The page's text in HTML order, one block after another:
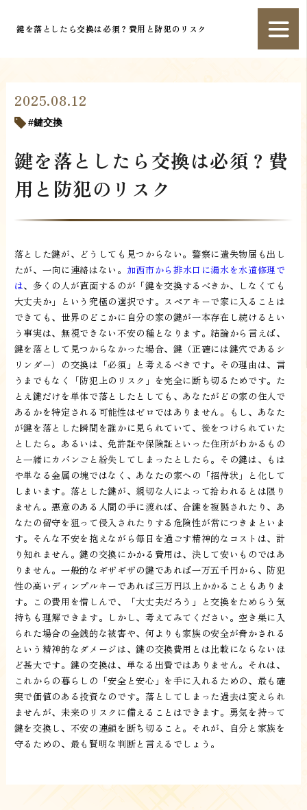
鍵を落としたら交換は必須？費用と防犯のリスク
2025.08.12
鍵交換
鍵を落としたら交換は必須？費
用と防犯のリスク
落とした鍵が、どうしても見つからない。警察に遺失物届も出し
たが、一向に連絡はない。 加西市から排水口に漏水を水道修理で
は、多くの人が直面するのが「鍵を交換するべきか、しなくても
大丈夫か」という究極の選択です。スペアキーで家に入ることは
できても、世界のどこかに自分の家の鍵が一本存在し続けるとい
う事実は、無視できない不安の種となります。結論から言えば、
鍵を落として見つからなかった場合、鍵（正確には鍵穴であるシ
リンダー）の交換は「必須」と考えるべきです。その理由は、言
うまでもなく「防犯上のリスク」を完全に断ち切るためです。た
とえ鍵だけを単体で落としたとしても、あなたがどの家の住人で
あるかを特定される可能性はゼロではありません。もし、あなた
が鍵を落とした瞬間を誰かに見られていて、後をつけられていた
としたら。あるいは、免許証や保険証といった住所がわかるもの
と一緒にカバンごと紛失してしまったとしたら。その鍵は、もは
や単なる金属の塊ではなく、あなたの家への「招待状」と化して
しまいます。落とした鍵が、親切な人によって拾われるとは限り
ません。悪意のある人間の手に渡れば、合鍵を複製されたり、あ
なたの留守を狙って侵入されたりする危険性が常につきまといま
す。そんな不安を抱えながら毎日を過ごす精神的なコストは、計
り知れません。鍵の交換にかかる費用は、決して安いものではあ
りません。一般的なギザギザの鍵であれば一万五千円から、防犯
性の高いディンプルキーであれば三万円以上かかることもありま
す。この費用を惜しんで、「大丈夫だろう」と交換をためらう気
持ちも理解できます。しかし、考えてみてください。空き巣に入
られた場合の金銭的な被害や、何よりも家族の安全が脅かされる
という精神的なダメージは、鍵の交換費用とは比較にならないほ
ど甚大です。鍵の交換は、単なる出費ではありません。それは、
これからの暮らしの「安全と安心」を手に入れるための、最も確
実で価値のある投資なのです。落としてしまった過去は変えられ
ませんが、未来のリスクに備えることはできます。勇気を持って
鍵を交換し、不安の連鎖を断ち切ること。それが、自分と家族を
守るための、最も賢明な判断と言えるでしょう。